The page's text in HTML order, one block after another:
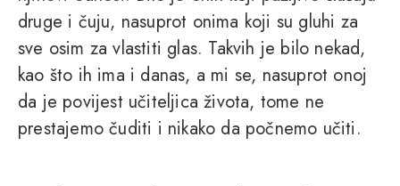
druge i čuju, nasuprot onima koji su gluhi za
sve osim za vlastiti glas. Takvih je bilo nekad,
kao što ih ima i danas, a mi se, nasuprot onoj
da je povijest učiteljica života, tome ne
prestajemo čuditi i nikako da počnemo učiti.